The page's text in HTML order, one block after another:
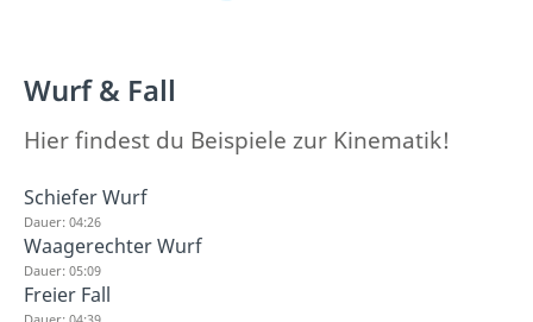
Wurf & Fall
Hier findest du Beispiele zur Kinematik!
Schiefer Wurf
Dauer: 04:26
Waagerechter Wurf
Dauer: 05:09
Freier Fall
Dauer: 04:39